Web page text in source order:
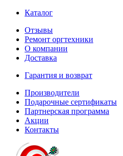
Каталог
Отзывы
Ремонт оргтехники
О компании
Доставка
Гарантия и возврат
Производители
Подарочные сертификаты
Партнерская программа
Акции
Контакты